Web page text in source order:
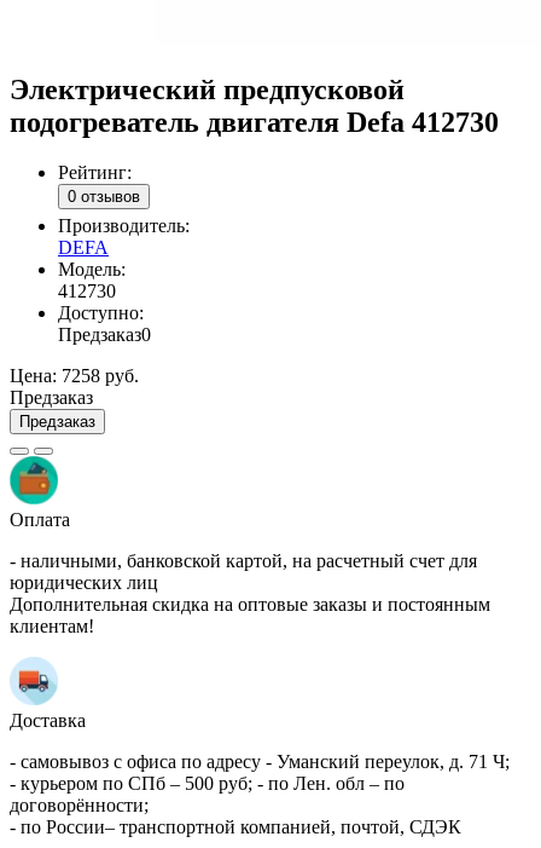
Электрический предпусковой
подогреватель двигателя Defa 412730
Рейтинг:
0 отзывов
Производитель:
DEFA
Модель:
412730
Доступно:
Предзаказ0
Цена: 7258 руб.
Предзаказ
Предзаказ
Оплата
- наличными, банковской картой, на расчетный счет для
юридических лиц
Дополнительная скидка на оптовые заказы и постоянным
клиентам!
Доставка
- самовывоз с офиса по адресу - Уманский переулок, д. 71 Ч;
- курьером по СПб – 500 руб; - по Лен. обл – по
договорённости;
- по России– транспортной компанией, почтой, СДЭК